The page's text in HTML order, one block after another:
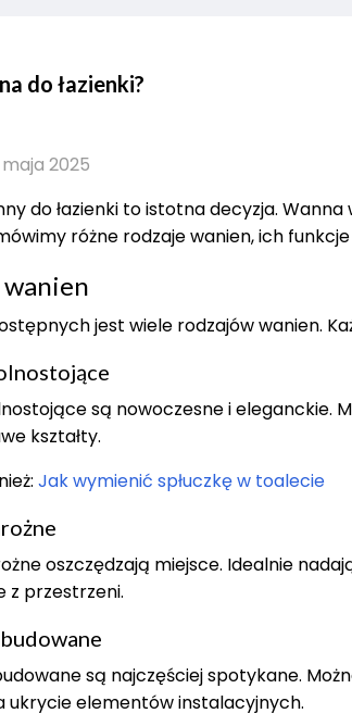
do łazienki?
2025
do łazienki to istotna decyzja.
różne rodzaje wanien, ich
wanien
jest wiele rodzajów wanien.
są nowoczesne i eleganckie.
kształty.
Jak wymienić spłuczkę w toalecie
oszczędzają miejsce. Idealnie
z przestrzeni.
są najczęściej spotykane.
ukrycie elementów instalacyjnych.